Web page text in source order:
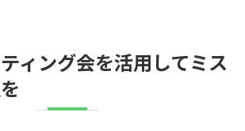
ィング会を活用してミス